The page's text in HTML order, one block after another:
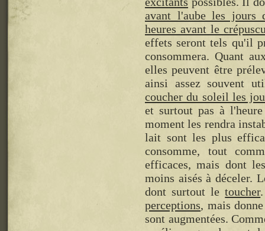
avant l'aube les jours
heures avant le
effets seront tels qu'il
consommera. Quant
elles peuvent être
ainsi assez souvent
coucher du soleil les
et surtout pas à
moment les rendra
lait sont les plus
consomme, tout
efficaces, mais dont
moins aisés à déceler.
dont surtout letoucher
perceptions, mais
sont augmentées.